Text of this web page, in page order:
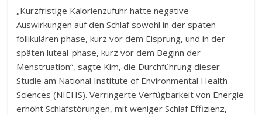
„Kurzfristige Kalorienzufuhr hatte negative
Auswirkungen auf den Schlaf sowohl in der späten
follikulären phase, kurz vor dem Eisprung, und in der
späten luteal-phase, kurz vor dem Beginn der
Menstruation“, sagte Kim, die Durchführung dieser
Studie am National Institute of Environmental Health
Sciences (NIEHS). Verringerte Verfügbarkeit von Energie
erhöht Schlafstörungen, mit weniger Schlaf Effizienz,